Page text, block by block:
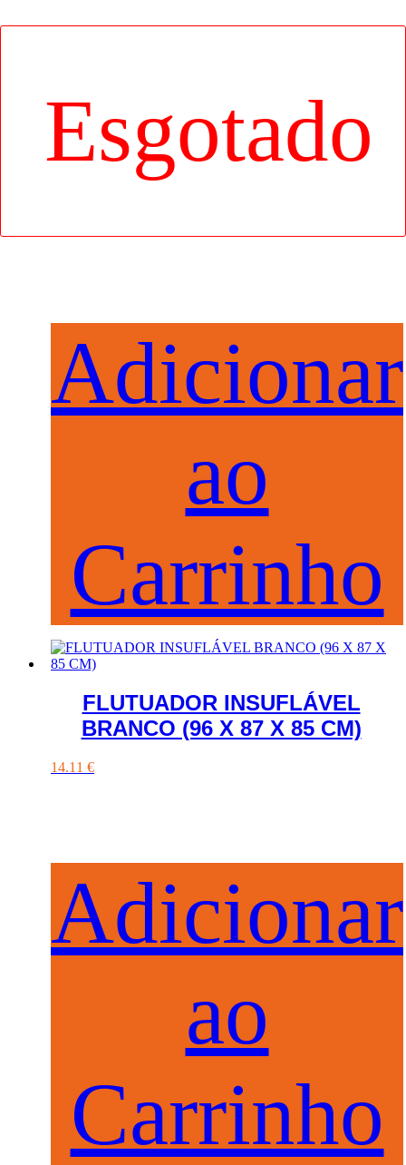
BARCO INSUFLÁVEL CAR AZUL
Adicionar
ao
Carrinho
FLUTUADOR INSUFLÁVEL
BRANCO (96 X 87 X 85 CM)
14.11 €
Adicionar
ao
Carrinho